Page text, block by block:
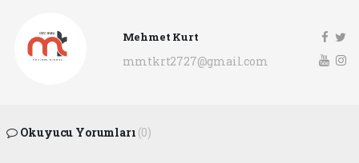
Mehmet Kurt
mmtkrt2727@gmail.com
Okuyucu Yorumları (0)